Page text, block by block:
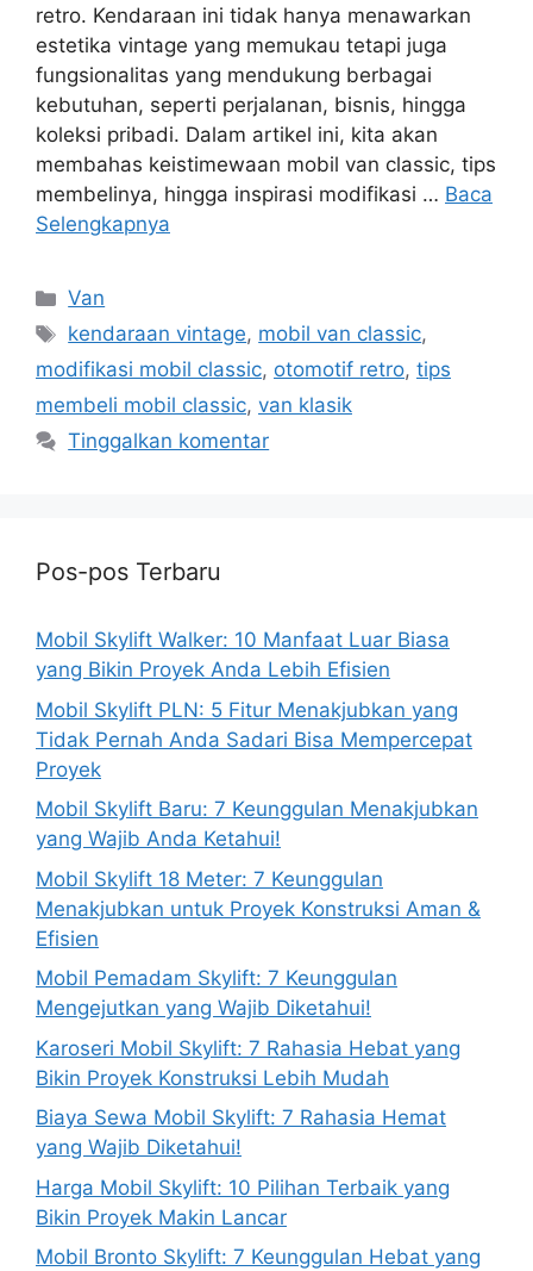
retro. Kendaraan ini tidak hanya menawarkan
estetika vintage yang memukau tetapi juga
fungsionalitas yang mendukung berbagai
kebutuhan, seperti perjalanan, bisnis, hingga
koleksi pribadi. Dalam artikel ini, kita akan
membahas keistimewaan mobil van classic, tips
membelinya, hingga inspirasi modifikasi … Baca
Selengkapnya
Kategori
Van
Tag
kendaraan vintage, mobil van classic,
modifikasi mobil classic, otomotif retro, tips
membeli mobil classic, van klasik
Tinggalkan komentar
Pos-pos Terbaru
Mobil Skylift Walker: 10 Manfaat Luar Biasa
yang Bikin Proyek Anda Lebih Efisien
Mobil Skylift PLN: 5 Fitur Menakjubkan yang
Tidak Pernah Anda Sadari Bisa Mempercepat
Proyek
Mobil Skylift Baru: 7 Keunggulan Menakjubkan
yang Wajib Anda Ketahui!
Mobil Skylift 18 Meter: 7 Keunggulan
Menakjubkan untuk Proyek Konstruksi Aman &
Efisien
Mobil Pemadam Skylift: 7 Keunggulan
Mengejutkan yang Wajib Diketahui!
Karoseri Mobil Skylift: 7 Rahasia Hebat yang
Bikin Proyek Konstruksi Lebih Mudah
Biaya Sewa Mobil Skylift: 7 Rahasia Hemat
yang Wajib Diketahui!
Harga Mobil Skylift: 10 Pilihan Terbaik yang
Bikin Proyek Makin Lancar
Mobil Bronto Skylift: 7 Keunggulan Hebat yang